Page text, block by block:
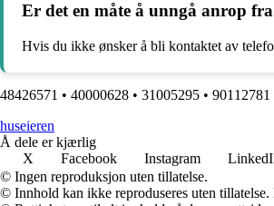
Er det en måte å unngå anrop
Hvis du ikke ønsker å bli kontaktet av
48426571 • 40000628 • 31005295 • 90112781
huseieren
Å dele er kjærlig
X
Facebook Instagram
© Ingen reproduksjon uten tillatelse.
© Innhold kan ikke reproduseres uten